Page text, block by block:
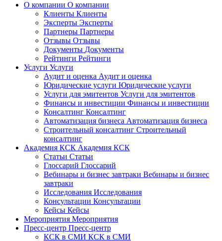
О компании О компании
Клиенты Клиенты
Эксперты Эксперты
Партнеры Партнеры
Отзывы Отзывы
Документы Документы
Рейтинги Рейтинги
Услуги Услуги
Аудит и оценка Аудит и оценка
Юридические услуги Юридические услуги
Услуги для эмитентов Услуги для эмитентов
Финансы и инвестиции Финансы и инвестиции
Консалтинг Консалтинг
Автоматизация бизнеса Автоматизация бизнеса
Строительный консалтинг Строительный
консалтинг
Академия КСК Академия КСК
Статьи Статьи
Глоссарий Глоссарий
Вебинары и бизнес завтраки Вебинары и бизнес
завтраки
Исследования Исследования
Консультации Консультации
Кейсы Кейсы
Мероприятия Мероприятия
Пресс-центр Пресс-центр
КСК в СМИ КСК в СМИ